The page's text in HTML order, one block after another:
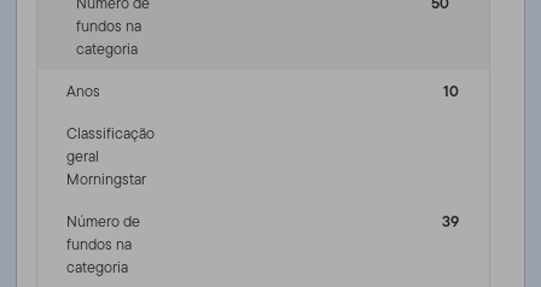
fundos na
categoria
Anos
10
Classificação
geral
Morningstar
Número de
fundos na
categoria
39